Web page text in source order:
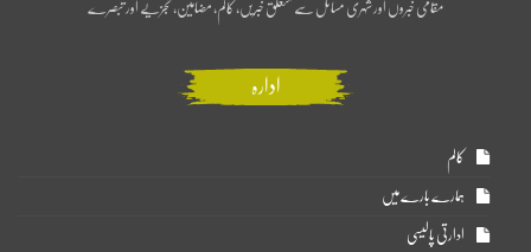
مقامی خبروں اور شہری مسائل سے متعلق خبریں، کالم، مضامین، تجزیے اور تبصرے
ادارہ
کالم
ہمارے بارے میں
ادارتی پالیسی